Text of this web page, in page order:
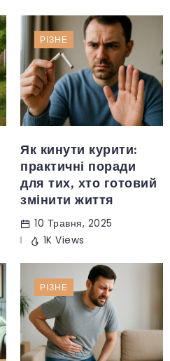
РІЗНЕ
Як кинути курити:
практичні поради
для тих, хто готовий
змінити життя
10 Травня, 2025
1K Views
РІЗНЕ